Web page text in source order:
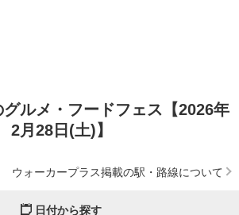
ルメ・フードフェス【2026年
2月28日(土)】
ウォーカープラス掲載の駅・路線について
日付から探す